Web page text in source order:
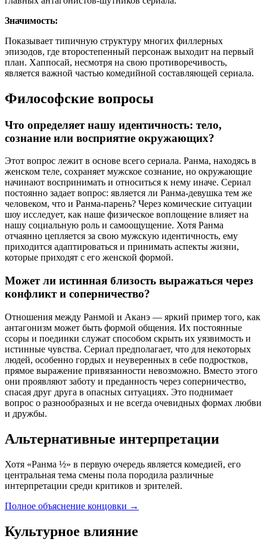
Значимость:
Показывает типичную структуру многих филлерных
эпизодов, где второстепенный персонаж выходит на первый
план. Хаппосай, несмотря на свою противоречивость,
является важной частью комедийной составляющей сериала.
Философские вопросы
Что определяет нашу идентичность: тело,
сознание или восприятие окружающих?
Этот вопрос лежит в основе всего сериала. Ранма, находясь в
женском теле, сохраняет мужское сознание, но окружающие
начинают воспринимать и относиться к нему иначе. Сериал
постоянно задает вопрос: является ли Ранма-девушка тем же
человеком, что и Ранма-парень? Через комические ситуации
шоу исследует, как наше физическое воплощение влияет на
нашу социальную роль и самоощущение. Хотя Ранма
отчаянно цепляется за свою мужскую идентичность, ему
приходится адаптироваться и принимать аспекты жизни,
которые приходят с его женской формой.
Может ли истинная близость выражаться через
конфликт и соперничество?
Отношения между Ранмой и Аканэ — яркий пример того, как
антагонизм может быть формой общения. Их постоянные
ссоры и поединки служат способом скрыть их уязвимость и
истинные чувства. Сериал предполагает, что для некоторых
людей, особенно гордых и неуверенных в себе подростков,
прямое выражение привязанности невозможно. Вместо этого
они проявляют заботу и преданность через соперничество,
спасая друг друга в опасных ситуациях. Это поднимает
вопрос о разнообразных и не всегда очевидных формах любви
и дружбы.
Альтернативные интерпретации
Хотя «Ранма ½» в первую очередь является комедией, его
центральная тема смены пола породила различные
интерпретации среди критиков и зрителей.
Полное объяснение концовки →
Культурное влияние